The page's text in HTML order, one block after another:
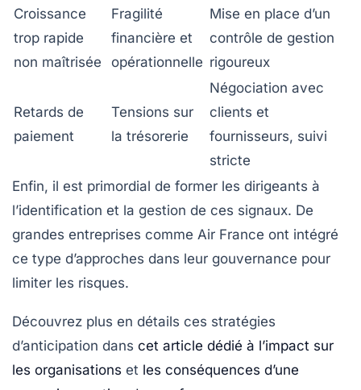
Croissance
trop rapide
non maîtrisée
Fragilité
financière et
opérationnelle
Mise en place d’un
contrôle de gestion
rigoureux
Retards de
paiement
Tensions sur
la trésorerie
Négociation avec
clients et
fournisseurs, suivi
stricte
Enfin, il est primordial de former les dirigeants à
l’identification et la gestion de ces signaux. De
grandes entreprises comme Air France ont intégré
ce type d’approches dans leur gouvernance pour
limiter les risques.
Découvrez plus en détails ces stratégies
d’anticipation dans cet article dédié à l’impact sur
les organisations et les conséquences d’une